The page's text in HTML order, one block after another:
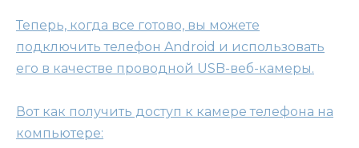
Теперь, когда все готово, вы можете
подключить телефон Android и использовать
его в качестве проводной USB-веб-камеры.
Вот как получить доступ к камере телефона на
компьютере: